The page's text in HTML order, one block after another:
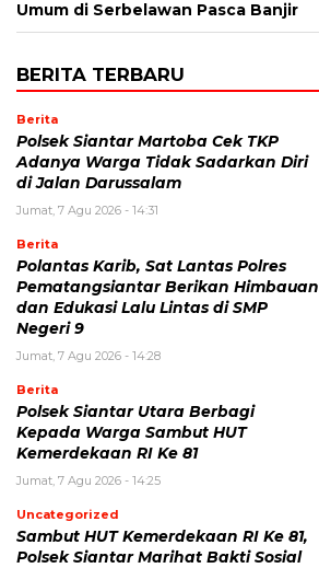
Umum di Serbelawan Pasca Banjir
BERITA TERBARU
Berita
Polsek Siantar Martoba Cek TKP
Adanya Warga Tidak Sadarkan Diri
di Jalan Darussalam
Jumat, 7 Agu 2026 - 14:31
Berita
Polantas Karib, Sat Lantas Polres
Pematangsiantar Berikan Himbauan
dan Edukasi Lalu Lintas di SMP
Negeri 9
Jumat, 7 Agu 2026 - 14:28
Berita
Polsek Siantar Utara Berbagi
Kepada Warga Sambut HUT
Kemerdekaan RI Ke 81
Jumat, 7 Agu 2026 - 14:25
Uncategorized
Sambut HUT Kemerdekaan RI Ke 81,
Polsek Siantar Marihat Bakti Sosial